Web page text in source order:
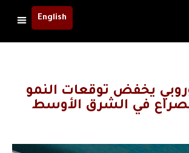
English
يخفض توقعات النمو
في الشرق الأوسط